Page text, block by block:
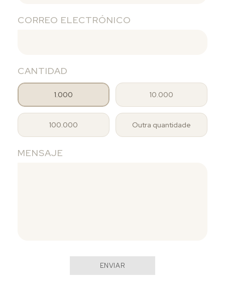
CORREO ELECTRÓNICO
CANTIDAD
1.000 10.000
100.000 Outra quantidade
MENSAJE
ENVIAR